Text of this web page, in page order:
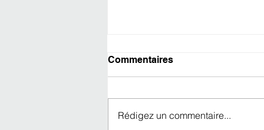
Commentaires
Rédigez un commentaire...